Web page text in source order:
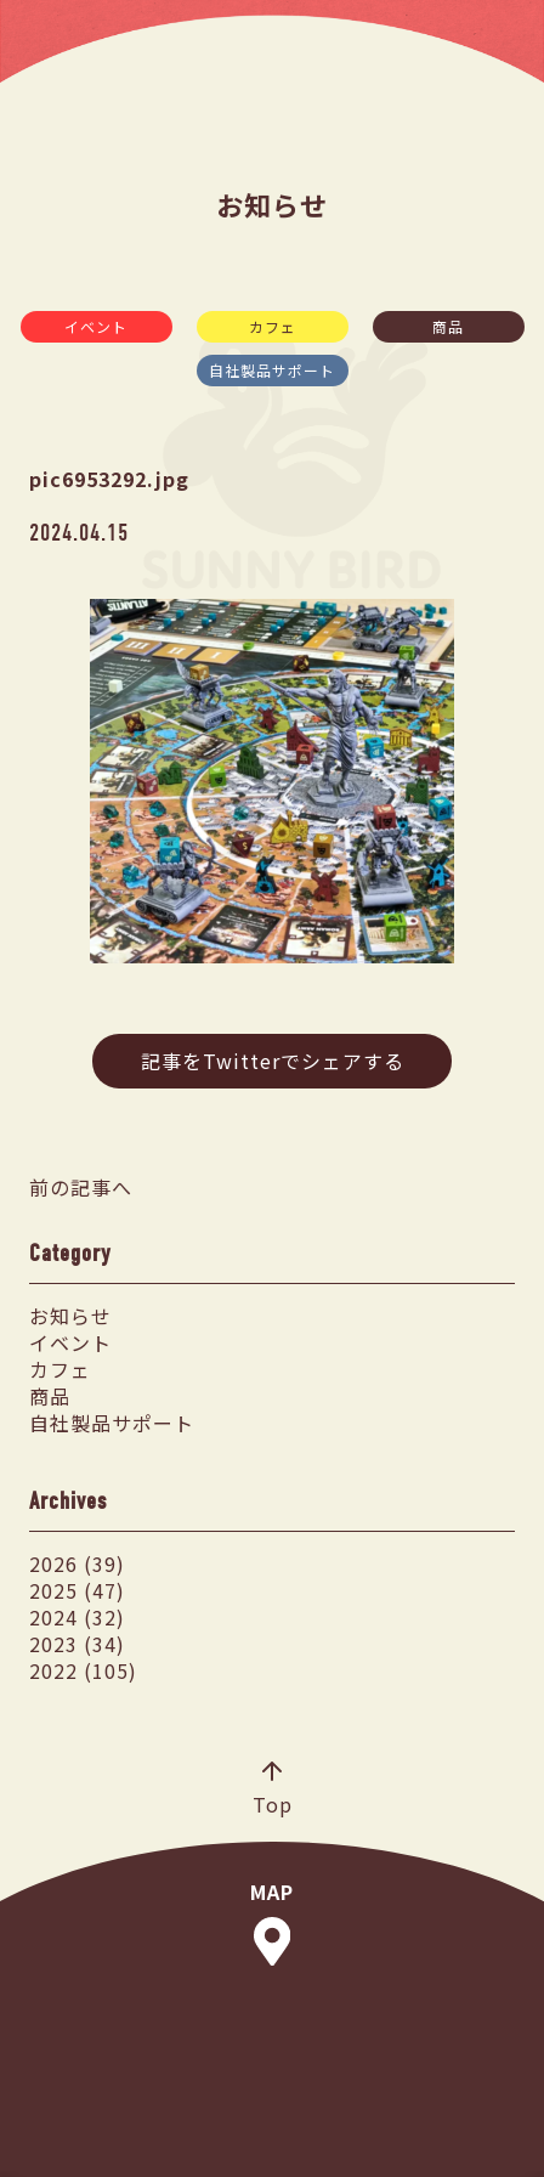
お知らせ
イベント カフェ 商品
自社製品サポート
pic6953292.jpg
2024.04.15
記事をTwitterでシェアする
前の記事へ
Category
お知らせ
イベント
カフェ
商品
自社製品サポート
Archives
2026 (39)
2025 (47)
2024 (32)
2023 (34)
2022 (105)
Top
MAP